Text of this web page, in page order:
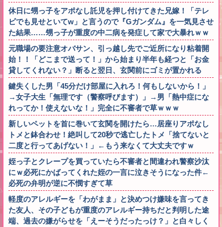
休日に甥っ子をアポなし託児を押し付けてきた兄嫁！「テレ
ビでも見せといてw」と言うので『Gガンダム』を一気見させ
た結果……甥っ子が重度の中二病を発症して家で大暴れｗｗ
元職場の要注意オバサン、引っ越し先でご近所になり粘着開
始！！「どこまで送って！」から始まり半年も経つと「お金
貸してくれない？」断ると翌日、玄関前にゴミが置かれる
鍵失くした男「45分だけ部屋に入れろ！何もしないから！」
→女子大生「無理です（警察呼びます）」→男「熱中症にな
れってか！使えないな！」完全に不審者で草ｗｗｗ
新しいペットを首に巻いて玄関を開けたら…居座りアポなし
トメと鉢合わせ！絶叫して20秒で逃亡したトメ「捨てないと
二度と行ってあげない！」←もう来なくて大丈夫ですｗ
姪っ子とクレープを買っていたら不審者と間違われ警察沙汰
にｗ必死にかばってくれた姪の一言に泣きそうになった件←
必死の弁明が逆に不憫すぎて草
軽度のアレルギーを「わがまま」と決めつけ嫌味を言ってき
た友人、その子どもが重度のアレルギー持ちだと判明した途
端、過去の嫌がらせを「えーそうだったっけ？」と白々しく